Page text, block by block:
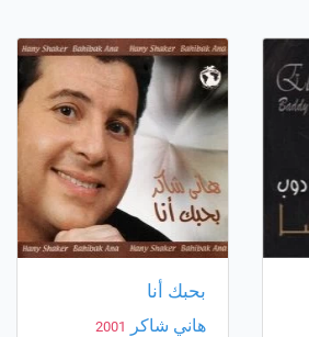
بحبك أنا
هاني شاكر 2001